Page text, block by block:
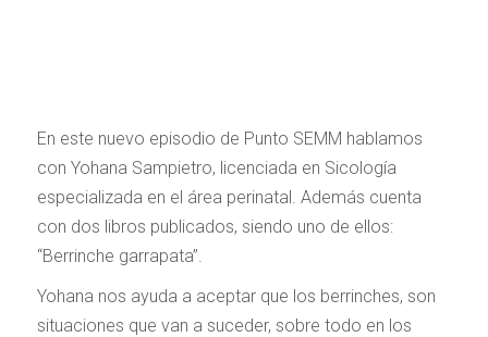
En este nuevo episodio de Punto SEMM hablamos
con Yohana Sampietro, licenciada en Sicología
especializada en el área perinatal. Además cuenta
con dos libros publicados, siendo uno de ellos:
“Berrinche garrapata”.
Yohana nos ayuda a aceptar que los berrinches, son
situaciones que van a suceder, sobre todo en los